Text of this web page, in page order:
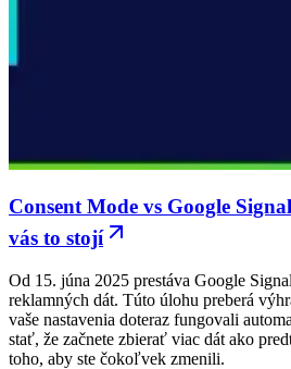
Consent Mode vs Google
vás to stojí
Od 15. júna 2025 prestáva Google
reklamných dát. Túto úlohu preberá
vaše nastavenia doteraz fungovali
stať, že začnete zbierať viac dát ako
toho, aby ste čokoľvek zmenili.